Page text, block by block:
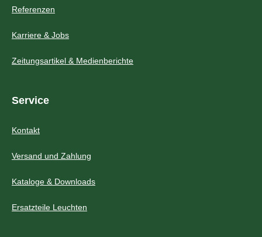
Referenzen
Karriere & Jobs
Zeitungsartikel & Medienberichte
Service
Kontakt
Versand und Zahlung
Kataloge & Downloads
Ersatzteile Leuchten